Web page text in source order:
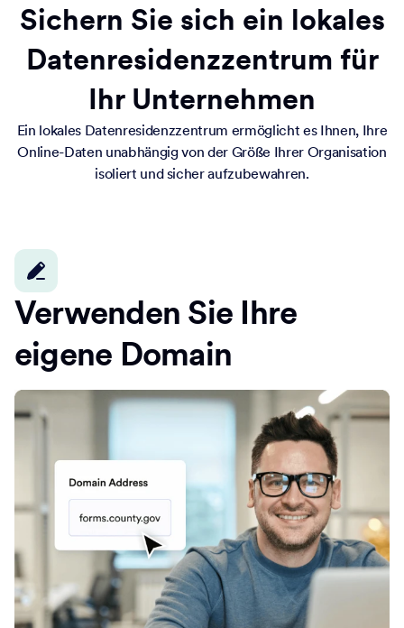
Sichern Sie sich ein lokales
Datenresidenzzentrum für
Ihr Unternehmen
Ein lokales Datenresidenzzentrum ermöglicht es Ihnen, Ihre
Online-Daten unabhängig von der Größe Ihrer Organisation
isoliert und sicher aufzubewahren.
Verwenden Sie Ihre
eigene Domain